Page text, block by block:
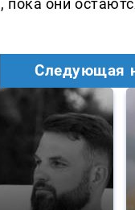
пока они
Следующая